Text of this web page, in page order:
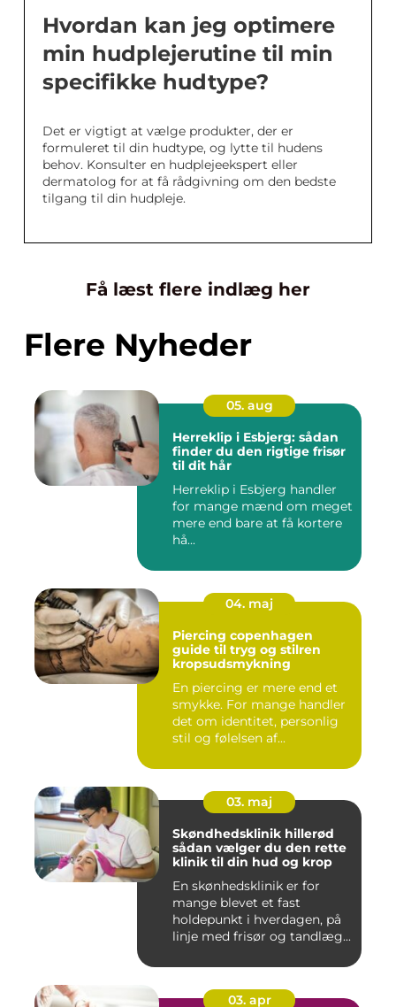
Hvordan kan jeg optimere
min hudplejerutine til min
specifikke hudtype?
Det er vigtigt at vælge produkter, der er
formuleret til din hudtype, og lytte til hudens
behov. Konsulter en hudplejeekspert eller
dermatolog for at få rådgivning om den bedste
tilgang til din hudpleje.
Få læst flere indlæg her
Flere Nyheder
05. aug
Herreklip i Esbjerg: sådan
finder du den rigtige frisør
til dit hår
Herreklip i Esbjerg handler
for mange mænd om meget
mere end bare at få kortere
hå...
04. maj
Piercing copenhagen
guide til tryg og stilren
kropsudsmykning
En piercing er mere end et
smykke. For mange handler
det om identitet, personlig
stil og følelsen af...
03. maj
Skøndhedsklinik hillerød
sådan vælger du den rette
klinik til din hud og krop
En skønhedsklinik er for
mange blevet et fast
holdepunkt i hverdagen, på
linje med frisør og tandlæg...
03. apr